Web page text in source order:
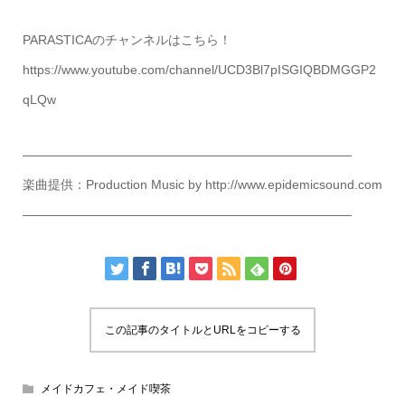
PARASTICAのチャンネルはこちら！
https://www.youtube.com/channel/UCD3Bl7pISGIQBDMGGP2
qLQw
——————————————————————————
楽曲提供：Production Music by http://www.epidemicsound.com
——————————————————————————
この記事のタイトルとURLをコピーする
メイドカフェ・メイド喫茶